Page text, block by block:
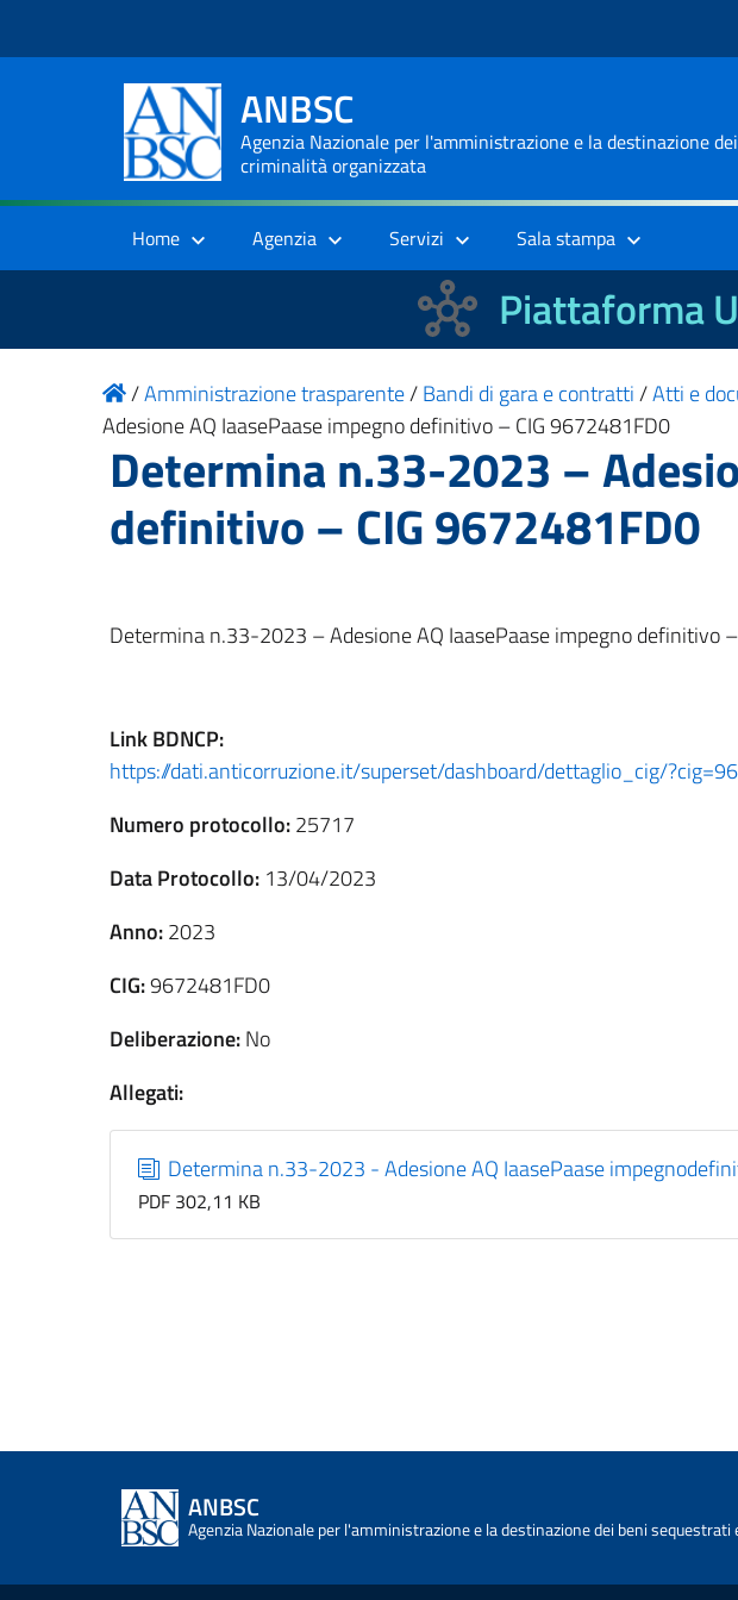
ANBSC
Agenzia Nazionale per l'amministrazione e la destinazione
criminalità organizzata
Home Agenzia Servizi Sala stampa
Piattaforma
/Amministrazione trasparente/Bandi di gara e contratti/Atti e
Adesione AQ IaasePaase impegno definitivo – CIG 9672481FD0
Determina n.33-2023 –
definitivo – CIG 9672481FD0
Determina n.33-2023 – Adesione AQ IaasePaase impegno definitivo
LinkBDNCP:
https://dati.anticorruzione.it/superset/dashboard/dettaglio_cig/
Numero protocollo:25717
Data Protocollo: 13/04/2023
Anno:2023
CIG:9672481FD0
Deliberazione:No
Allegati:
Determina n.33-2023 - Adesione AQ IaasePaase
PDF 302,11 KB
ANBSC
Agenzia Nazionale per l'amministrazione e la destinazione dei beni